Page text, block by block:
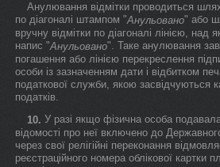
Анулювання відмітки проводиться
по діагоналі штампом "Анульовано" або
вручну відмітки по діагоналі лінією, над
напис "Анульовано". Таке анулювання
погашення або лінією перекреслення
особи із зазначенням дати і відбитком
податкової служби, якою засвідчуються
податків.
10. У разі якщо фізична особа
відомості про неї включено до
через свої релігійні переконання
реєстраційного номера облікової картки